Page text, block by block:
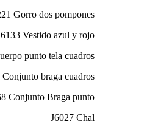
Gorro dos pompones
Vestido azul y rojo
punto tela cuadros
Conjunto braga cuadros
Conjunto Braga punto
J6027 Chal